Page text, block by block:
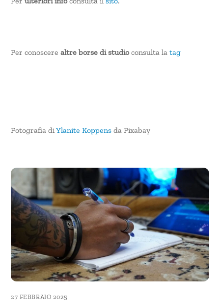
Per conoscerealtre borse di studioconsulta latag
Fotografia diYlanite Koppens da Pixabay
27 FEBBRAIO 2025